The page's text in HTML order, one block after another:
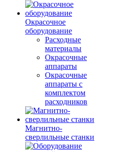
Окрасочное
оборудование
Расходные
материалы
Окрасочные
аппараты
Окрасочные
аппараты с
комплектом
расходников
Магнитно-
сверлильные станки